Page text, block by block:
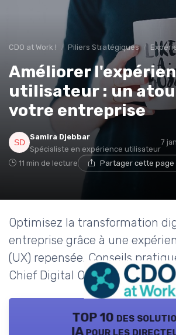
CDO at Work ! Piliers Stratégiques
Améliorer
utilisateur : un
votre entreprise
Samira Djebbar
Spécialiste en expérience utilisateur
7
11 min de lecture Partager cette page
Optimisez la transformation
entreprise grâce à une
(UX) repensée. Conseils
Chief Digital Officers.
TOP 10 des
IA pour les